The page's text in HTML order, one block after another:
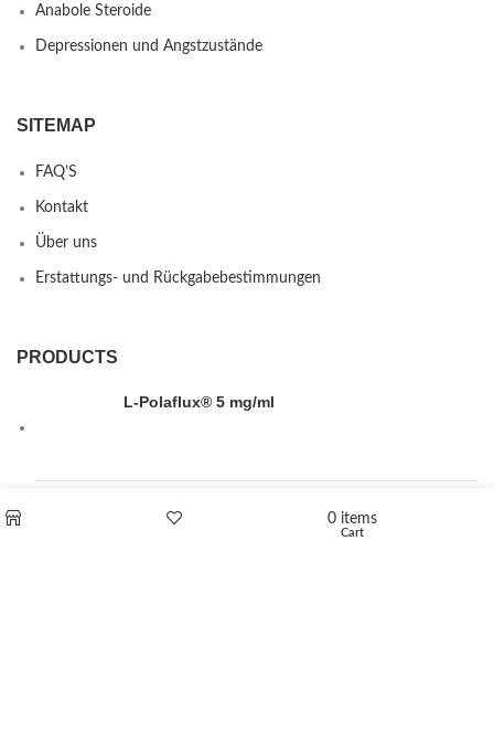
Anabole Steroide
Depressionen und Angstzustände
SITEMAP
FAQ’S
Kontakt
Über uns
Erstattungs- und Rückgabebestimmungen
PRODUCTS
L-Polaflux® 5 mg/ml
Levomethadone L-Poladdict 20 mg 98 Tab
0 items
Cart